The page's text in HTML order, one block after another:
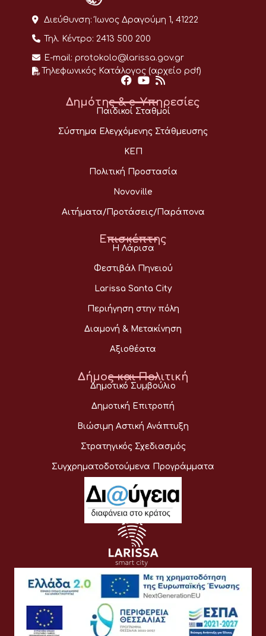
Διεύθυνση: Ίωνος Δραγούμη 1, 41222
Τηλ. Κέντρο: 2413 500 200
E-mail: protokolo@larissa.gov.gr
Τηλεφωνικός Κατάλογος (αρχείο pdf)
Δημότης & e-Υπηρεσίες
Παιδικοί Σταθμοί
Σύστημα Ελεγχόμενης Στάθμευσης
ΚΕΠ
Πολιτική Προστασία
Novoville
Αιτήματα/Προτάσεις/Παράπονα
Επισκέπτης
Η Λάρισα
Φεστιβάλ Πηνειού
Larissa Santa City
Περιήγηση στην πόλη
Διαμονή & Μετακίνηση
Αξιοθέατα
Δήμος και Πολιτική
Δημοτικό Συμβούλιο
Δημοτική Επιτροπή
Βιώσιμη Αστική Ανάπτυξη
Στρατηγικός Σχεδιασμός
Συγχρηματοδοτούμενα Προγράμματα